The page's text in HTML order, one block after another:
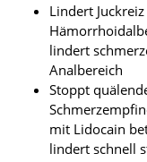
Lindert
lindert
Analbereich
Stoppt
mit Lidocain
lindert schnell